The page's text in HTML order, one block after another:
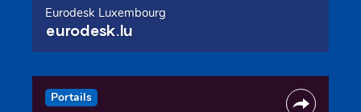
Eurodesk Luxembourg
eurodesk.lu
Portails